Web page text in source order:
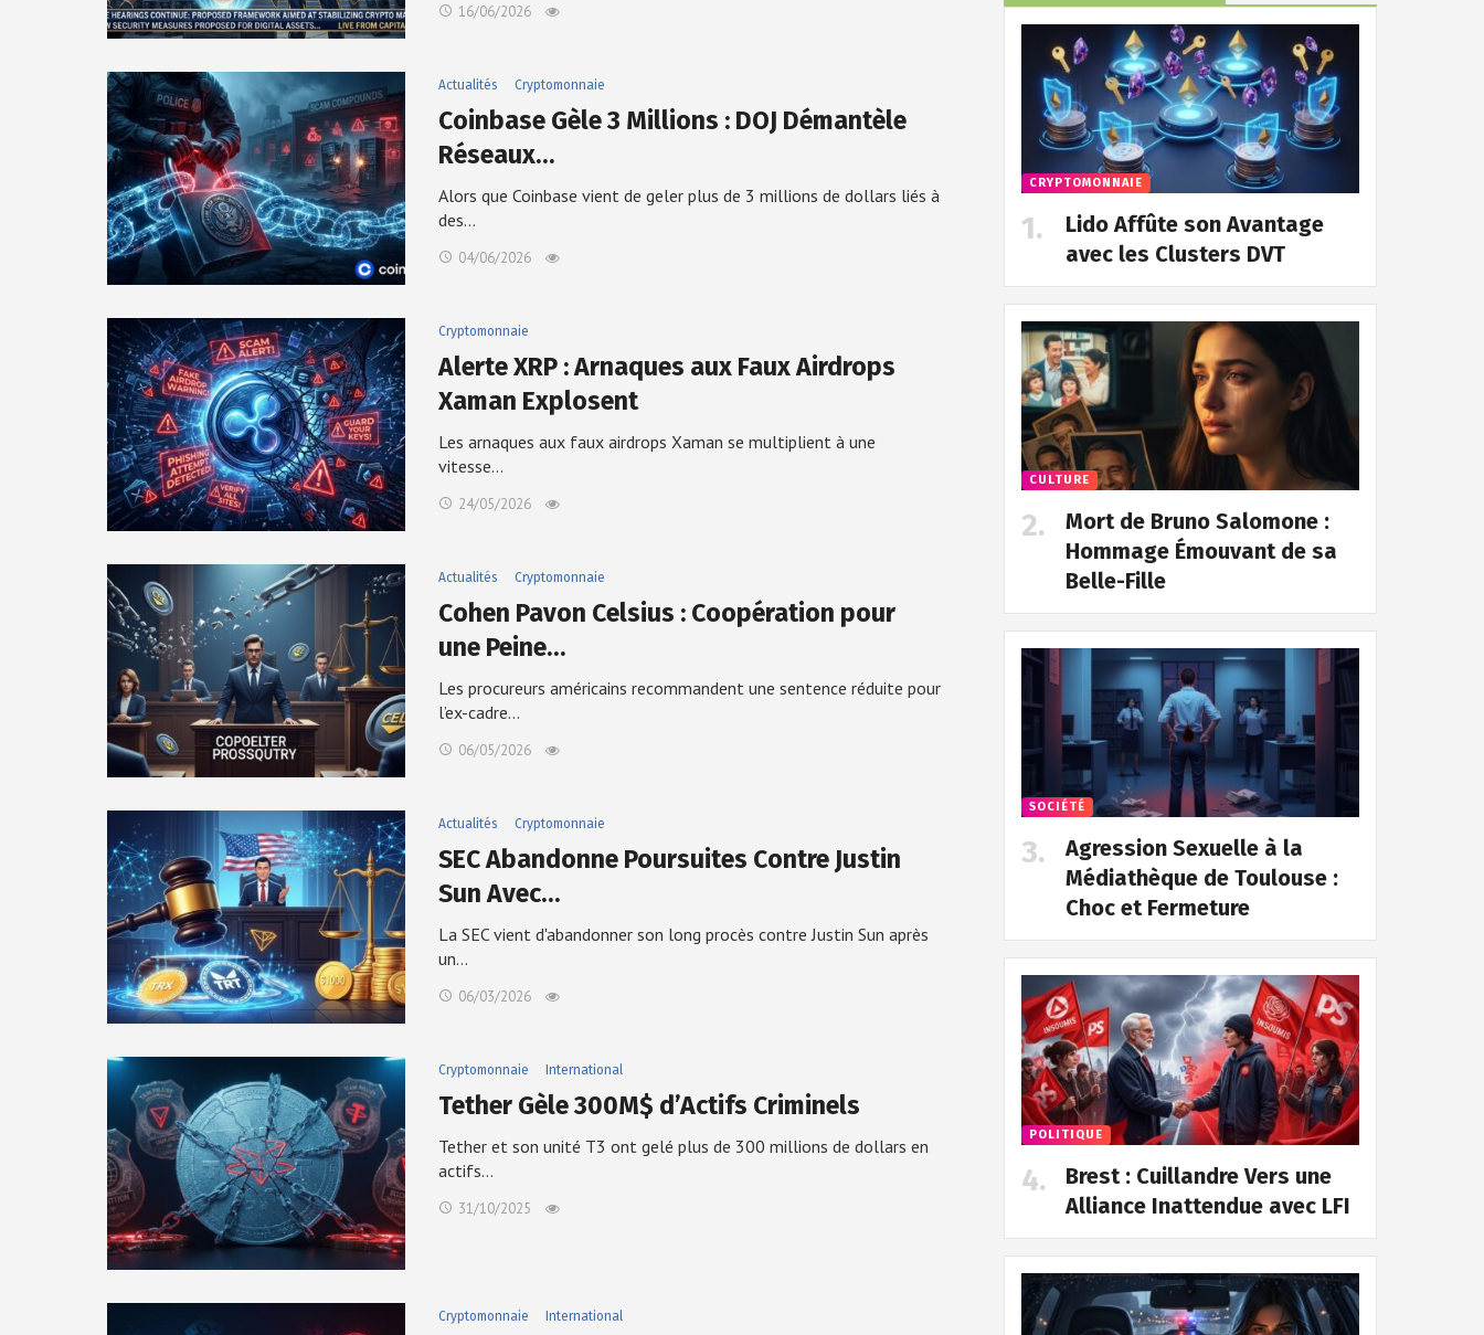
16/06/2026
Actualités Cryptomonnaie
Coinbase Gèle 3 Millions : DOJ Démantèle
Réseaux…
Alors que Coinbase vient de geler plus de 3 millions de dollars liés à
des…
04/06/2026
Cryptomonnaie
Alerte XRP : Arnaques aux Faux Airdrops
Xaman Explosent
Les arnaques aux faux airdrops Xaman se multiplient à une
vitesse…
24/05/2026
Actualités Cryptomonnaie
Cohen Pavon Celsius : Coopération pour
une Peine…
Les procureurs américains recommandent une sentence réduite pour
l’ex-cadre…
06/05/2026
Actualités Cryptomonnaie
SEC Abandonne Poursuites Contre Justin
Sun Avec…
La SEC vient d'abandonner son long procès contre Justin Sun après
un…
06/03/2026
Cryptomonnaie International
Tether Gèle 300M$ d’Actifs Criminels
Tether et son unité T3 ont gelé plus de 300 millions de dollars en
actifs…
31/10/2025
Cryptomonnaie International
CRYPTOMONNAIE
Lido Affûte son Avantage
avec les Clusters DVT
CULTURE
Mort de Bruno Salomone :
Hommage Émouvant de sa
Belle-Fille
SOCIÉTÉ
Agression Sexuelle à la
Médiathèque de Toulouse :
Choc et Fermeture
POLITIQUE
Brest : Cuillandre Vers une
Alliance Inattendue avec LFI